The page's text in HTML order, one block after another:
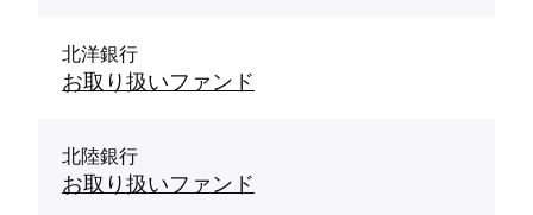
北洋銀行
お取り扱いファンド
北陸銀行
お取り扱いファンド